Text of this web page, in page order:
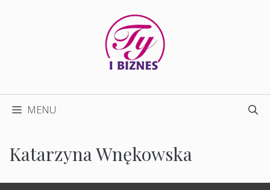
MENU
Katarzyna Wnękowska